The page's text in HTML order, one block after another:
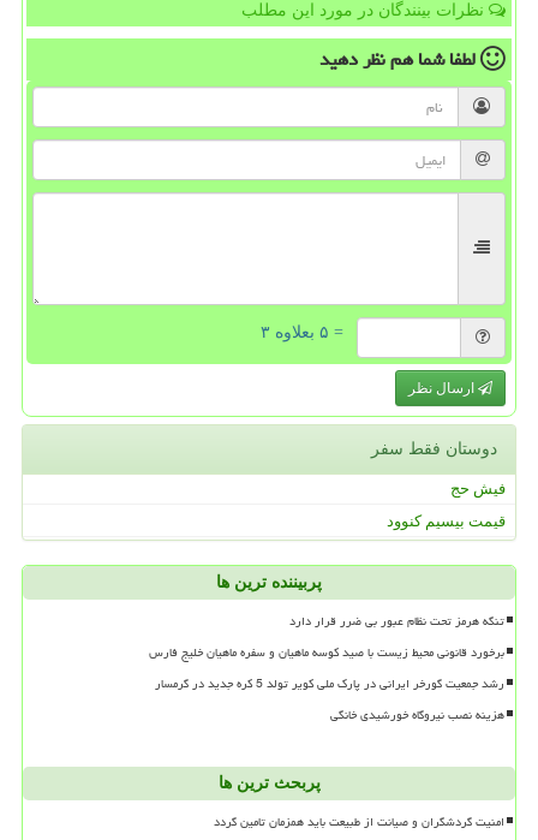
نظرات بینندگان در مورد این مطلب
لطفا شما همنظر دهید
= ۵ بعلاوه ۳
ارسال نظر
دوستان فقط سفر
فیش حج
قیمت بیسیم کنوود
پربیننده ترین ها
تنگه هرمز تحت نظام عبور بی ضرر قرار دارد
برخورد قانونی محیط زیست با صید کوسه ماهیان و سفره ماهیان خلیج فارس
رشد جمعیت گورخر ایرانی در پارک ملی کویر تولد 5 کره جدید در گرمسار
هزینه نصب نیروگاه خورشیدی خانگی
پربحث ترین ها
امنیت گردشگران و صیانت از طبیعت باید همزمان تامین گردد